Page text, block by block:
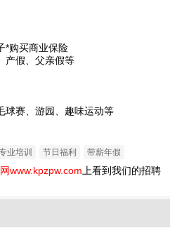
*购买商业保险
产假、父亲假等
球赛、游园、趣味运动等
业培训 节日福利 带薪年假
www.kpzpw.com 上看到我们的招聘